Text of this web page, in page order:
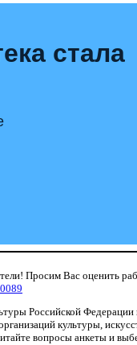
стала
Просим Вас оценить
Российской Федерации
культуры,
вопросы анкеты и